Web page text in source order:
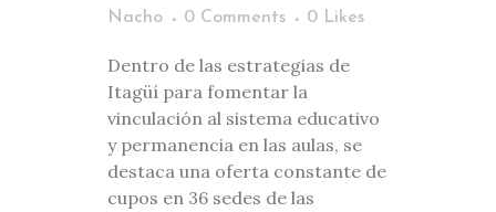
Nacho
0 Comments 0 Likes
Dentro de las estrategias de
Itagüí para fomentar la
vinculación al sistema educativo
y permanencia en las aulas, se
destaca una oferta constante de
cupos en 36 sedes de las